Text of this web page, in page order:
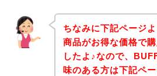
ちなみに下記ページ
商品がお得な価格で
したよ♪なので、
味のある方は下記ペ